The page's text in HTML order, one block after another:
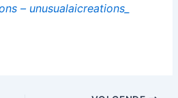
– unusualaicreations_